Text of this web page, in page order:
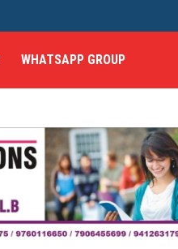
WHATSAPP GROUP